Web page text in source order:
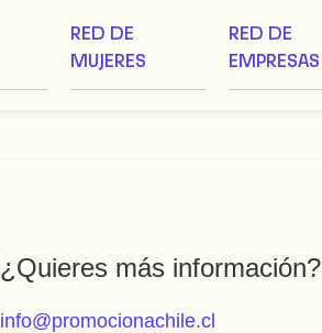
RED DE
MUJERES
RED DE
EMPRESAS
¿Quieres más información?
info@promocionachile.cl